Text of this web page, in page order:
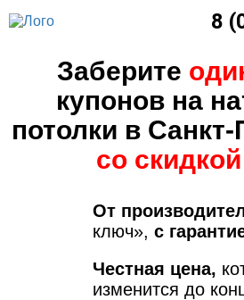
8
Заберите
купонов на
потолки в
со
От
ключ», с
Честная цена,
изменится до